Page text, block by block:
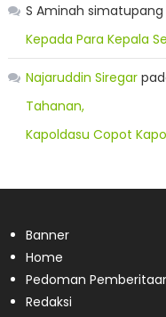
S Aminah simatupang
Kepada Para Kepala
Najaruddin Siregar
Tahanan,
Kapoldasu Copot
Banner
Home
Pedoman
Redaksi